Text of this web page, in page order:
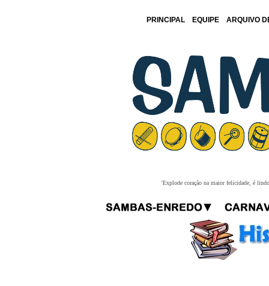
PRINCIPAL EQUIPE ARQUIVO
'Explode coração na maior felicidade, é